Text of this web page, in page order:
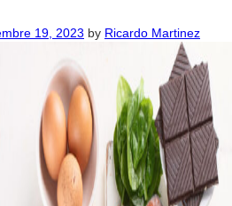
19, 2023 by Ricardo Martinez